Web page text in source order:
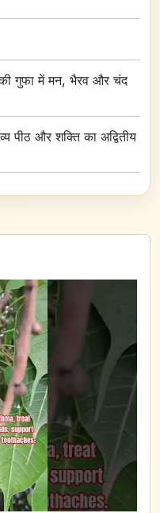
की गुफा में मन, भैरव और चंद
पीठ और शक्ति का अद्वितीय